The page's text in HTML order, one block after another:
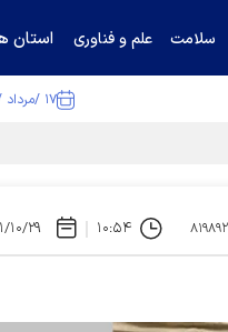
سلامت علم و فناوری استان
۱۷ /مرداد /۱۴۰۵
۱۰:۵۴ ۱۴۰۱/